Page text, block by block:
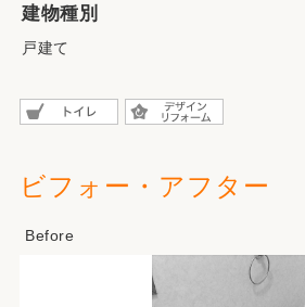
建物種別
戸建て
ビフォー・アフター